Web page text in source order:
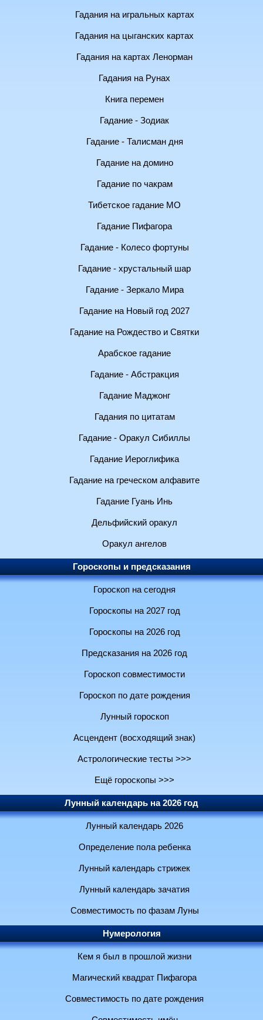
Гадания на игральных картах
Гадания на цыганских картах
Гадания на картах Ленорман
Гадания на Рунах
Книга перемен
Гадание - Зодиак
Гадание - Талисман дня
Гадание на домино
Гадание по чакрам
Тибетское гадание МО
Гадание Пифагора
Гадание - Колесо фортуны
Гадание - хрустальный шар
Гадание - Зеркало Мира
Гадание на Новый год 2027
Гадание на Рождество и Святки
Арабское гадание
Гадание - Абстракция
Гадание Маджонг
Гадания по цитатам
Гадание - Оракул Сибиллы
Гадание Иероглифика
Гадание на греческом алфавите
Гадание Гуань Инь
Дельфийский оракул
Оракул ангелов
Гороскопы и предсказания
Гороскоп на сегодня
Гороскопы на 2027 год
Гороскопы на 2026 год
Предсказания на 2026 год
Гороскоп совместимости
Гороскоп по дате рождения
Лунный гороскоп
Асцендент (восходящий знак)
Астрологические тесты >>>
Ещё гороскопы >>>
Лунный календарь на 2026 год
Лунный календарь 2026
Определение пола ребенка
Лунный календарь стрижек
Лунный календарь зачатия
Совместимость по фазам Луны
Нумерология
Кем я был в прошлой жизни
Магический квадрат Пифагора
Совместимость по дате рождения